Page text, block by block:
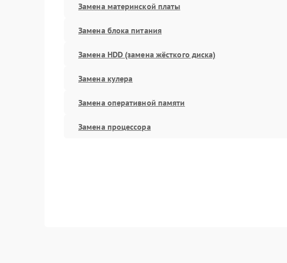
Замена материнской платы
Замена блока питания
Замена HDD (замена жёсткого диска)
Замена кулера
Замена оперативной памяти
Замена процессора